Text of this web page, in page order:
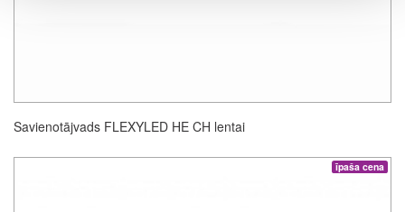
Savienotājvads FLEXYLED HE CH lentai
īpaša cena